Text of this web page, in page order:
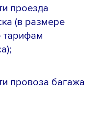
проезда
(в размере
тарифам
провоза багажа